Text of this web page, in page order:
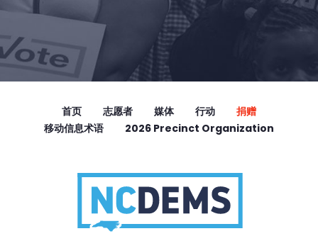
首页 志愿者 媒体 行动
捐赠
移动信息术语
2026 Precinct Organization